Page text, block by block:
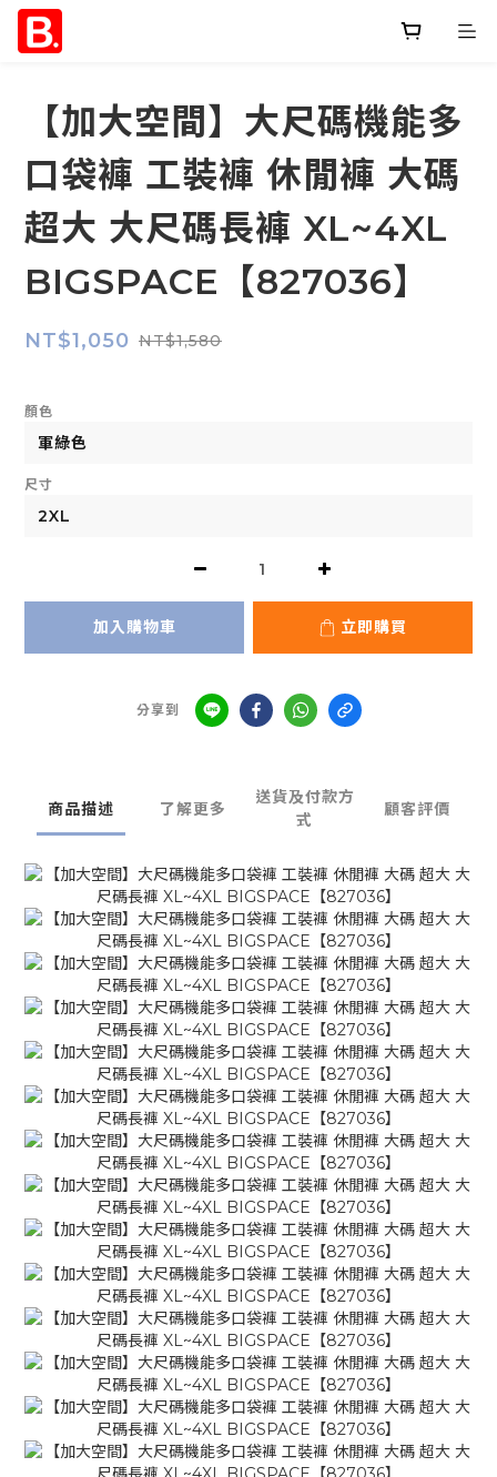
【加大空間】大尺碼機能多
口袋褲 工裝褲 休閒褲 大碼
超大 大尺碼長褲 XL~4XL
BIGSPACE【827036】
NT$1,050 NT$1,580
顏色
尺寸
加入購物車 立即購買
分享到
商品描述 了解更多
送貨及付款方
式
顧客評價